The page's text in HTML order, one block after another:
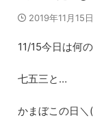
2019年11月15日
11/15今日は何
七五三と…
かまぼこの日＼